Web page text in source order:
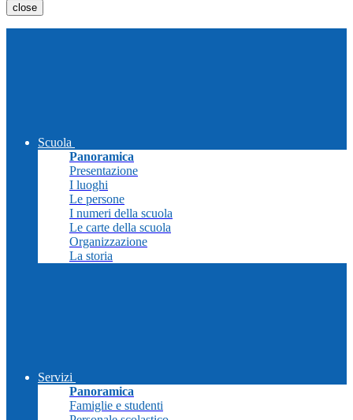
close
Scuola
Panoramica
Presentazione
I luoghi
Le persone
I numeri della scuola
Le carte della scuola
Organizzazione
La storia
Servizi
Panoramica
Famiglie e studenti